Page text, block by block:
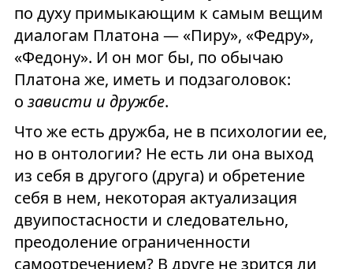
по духу примыкающим к самым вещим
диалогам Платона — «Пиру», «Федру»,
«Федону». И он мог бы, по обычаю
Платона же, иметь и подзаголовок:
о зависти и дружбе.
Что же есть дружба, не в психологии ее,
но в онтологии? Не есть ли она выход
из себя в другого (друга) и обретение
себя в нем, некоторая актуализация
двуипостасности и следовательно,
преодоление ограниченности
самоотречением? В друге не зрится ли